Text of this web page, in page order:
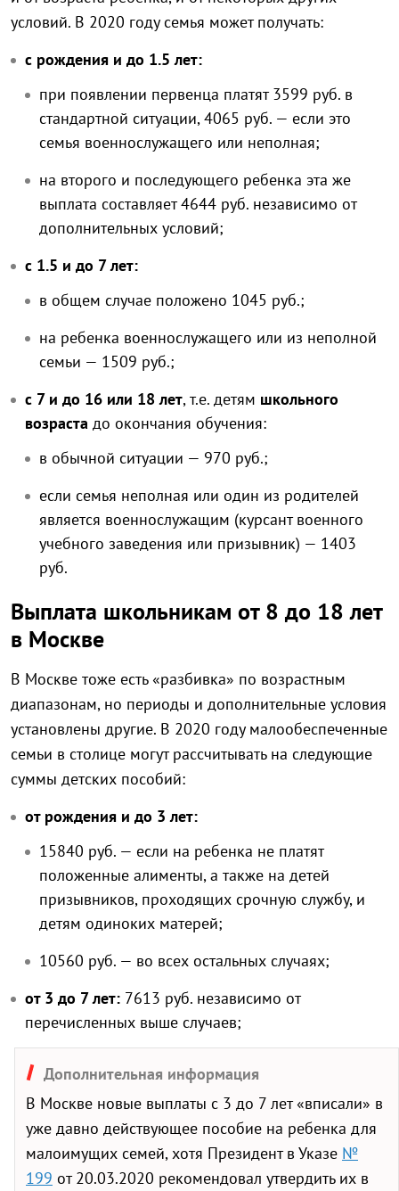
условий. В 2020 году семья может получать:
с рождения и до 1.5 лет:
при появлении первенца платят 3599 руб. в
стандартной ситуации, 4065 руб. — если это
семья военнослужащего или неполная;
на второго и последующего ребенка эта же
выплата составляет 4644 руб. независимо от
дополнительных условий;
с 1.5 и до 7 лет:
в общем случае положено 1045 руб.;
на ребенка военнослужащего или из неполной
семьи — 1509 руб.;
с 7 и до 16 или 18 лет, т.е. детям школьного
возраста до окончания обучения:
в обычной ситуации — 970 руб.;
если семья неполная или один из родителей
является военнослужащим (курсант военного
учебного заведения или призывник) — 1403
руб.
Выплата школьникам от 8 до 18 лет
в Москве
В Москве тоже есть «разбивка» по возрастным
диапазонам, но периоды и дополнительные условия
установлены другие. В 2020 году малообеспеченные
семьи в столице могут рассчитывать на следующие
суммы детских пособий:
от рождения и до 3 лет:
15840 руб. — если на ребенка не платят
положенные алименты, а также на детей
призывников, проходящих срочную службу, и
детям одиноких матерей;
10560 руб. — во всех остальных случаях;
от 3 до 7 лет: 7613 руб. независимо от
перечисленных выше случаев;
Дополнительная информация
В Москве новые выплаты с 3 до 7 лет «вписали» в
уже давно действующее пособие на ребенка для
малоимущих семей, хотя Президент в Указе №
199 от 20.03.2020 рекомендовал утвердить их в